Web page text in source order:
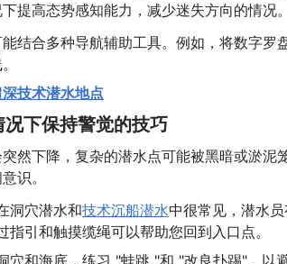
提高态势感知能力，减少迷失方向的情况。
结合多种导航辅助工具。例如，将数字罗
技术潜水地点
下保持警觉的技巧
然下降，复杂的潜水点可能被黑暗或淤泥
识。
洞穴潜水和技术沉船潜水中很常见，潜水
指引和触摸缆绳可以帮助您回到入口点。
穴和海底，练习 "蛙跳 "和 "改良扑踢"，